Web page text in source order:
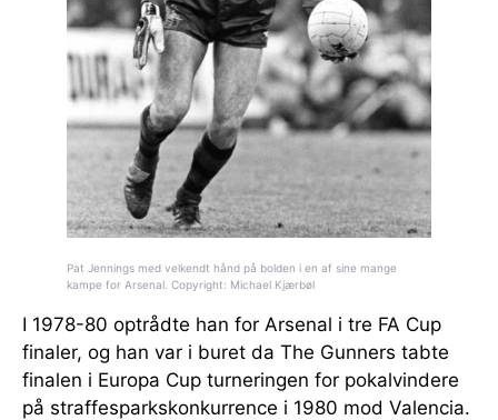
Pat Jennings med velkendt hånd på bolden i en af sine mange
kampe for Arsenal. Copyright: Michael Kjærbøl
I 1978-80 optrådte han for Arsenal i tre FA Cup
finaler, og han var i buret da The Gunners tabte
finalen i Europa Cup turneringen for pokalvindere
på straffesparkskonkurrence i 1980 mod Valencia.